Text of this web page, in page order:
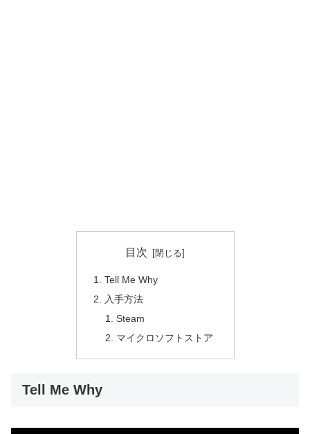
目次
Tell Me Why
入手方法
Steam
マイクロソフトストア
Tell Me Why